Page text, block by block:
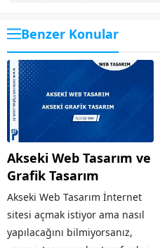
Benzer Konular
Akseki Web Tasarım ve
Grafik Tasarım
Akseki Web Tasarım İnternet
sitesi açmak istiyor ama nasıl
yapılacağını bilmiyorsanız,